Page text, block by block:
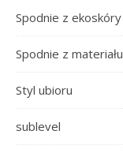
Spodnie z ekoskóry
Spodnie z materiału
Styl ubioru
sublevel